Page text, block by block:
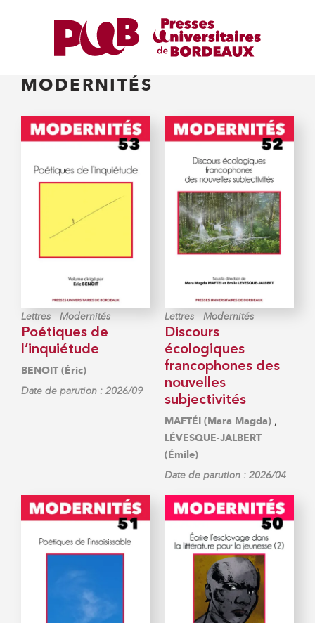
MODERNITÉS
Lettres - Modernités
Poétiques de
l’inquiétude
BENOIT (Éric)
Date de parution : 2026/09
Lettres - Modernités
Discours
écologiques
francophones des
nouvelles
subjectivités
MAFTÉI (Mara Magda) ,
LÉVESQUE-JALBERT
(Émile)
Date de parution : 2026/04